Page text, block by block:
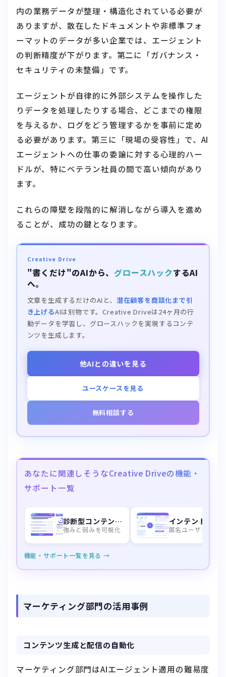
内の業務データが整理・構造化されている必要が
ありますが、散在したドキュメントや非標準フォ
ーマットのデータが多い企業では、エージェント
の判断精度が下がります。第二に「ガバナンス・
セキュリティの未整備」です。
エージェントが自律的に外部システムを操作した
りデータを処理したりする場合、どこまでの権限
を与えるか、ログをどう管理するかを事前に定め
る必要があります。第三に「現場の受容性」で、AI
エージェントへの仕事の委譲に対する心理的ハー
ドルが、特にベテラン社員の間で高い傾向があり
ます。
これらの障壁を段階的に解消しながら導入を進め
ることが、成功の鍵となります。
Creative Drive
"書くだけ"のAIから、グロースハックするAI
へ。
文章を生成するだけのAIと、 潜在顧客を商談化まで引
き上げるAIは別物です。Creative Driveは24ヶ月の行
動データを学習し、グロースハックを実現するコンテ
ンツを生成します。
他AIとの違いを見る
ユースケースを見る
無料相談する
あなたに関連しそうなCreative Driveの機能・
サポート一覧
診断型コンテンツ生成機能
強みと弱みを可視化 匿名ユーザーを特
機能・サポート一覧を見る →
マーケティング部門の活用事例
コンテンツ生成と配信の自動化
マーケティング部門はAIエージェント適用の難易度